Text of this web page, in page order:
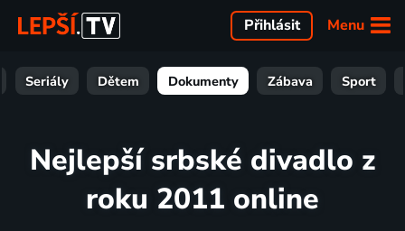
Menu
Přihlásit
Seriály Dětem Dokumenty Zábava Sport
Nejlepší srbské divadlo z
roku 2011 online